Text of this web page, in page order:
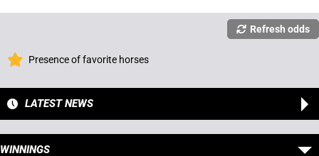
Refresh odds
Presence of favorite horses
LATEST NEWS
WINNINGS